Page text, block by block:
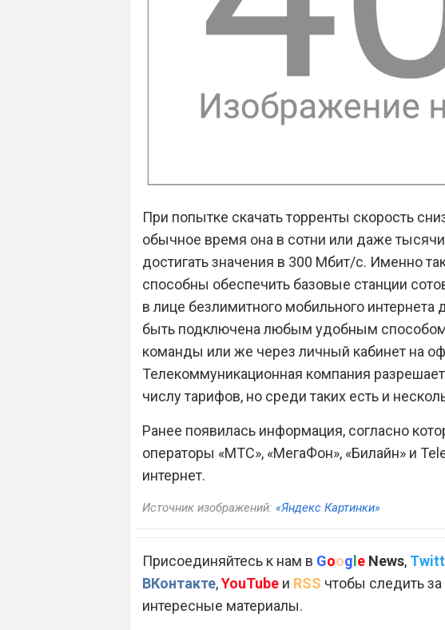
При попытке скачать торренты скорость
обычное время она в сотни или даже
достигать значения в 300 Мбит/с. Именно
способны обеспечить базовые станции
в лице безлимитного мобильного
быть подключена любым удобным
команды или же через личный кабинет на
Телекоммуникационная компания
числу тарифов, но среди таких есть и
Ранее появилась информация, согласно
операторы «МТС», «МегаФон», «Билайн» и
интернет.
Источник изображений: «Яндекс Картинки»
Присоединяйтесь к нам в Google News,
ВКонтакте,YouTube и RSS чтобы следить
интересные материалы.